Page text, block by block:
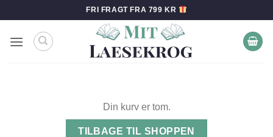
til
indhold
FRI FRAGT FRA 799 KR
Din kurv er tom.
TILBAGE TIL SHOPPEN